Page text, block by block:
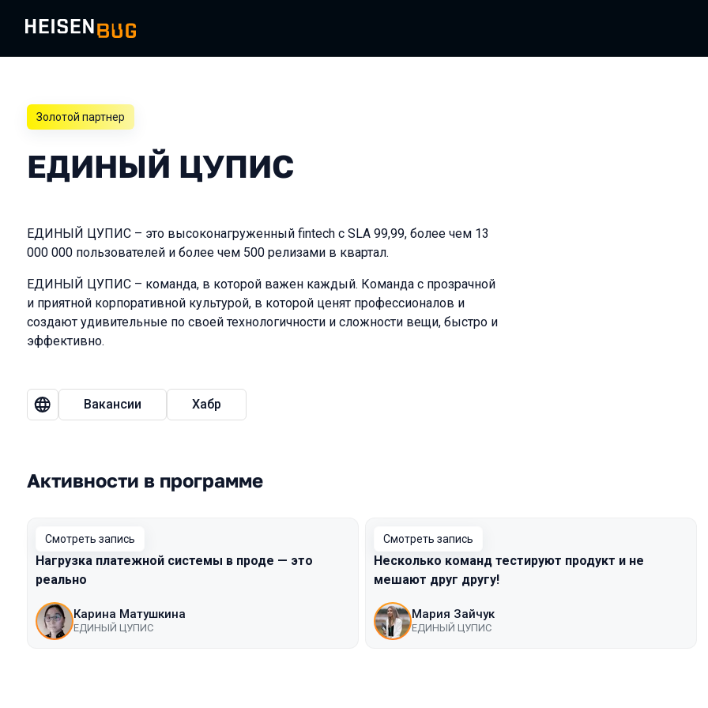
Золотой партнер
ЕДИНЫЙ ЦУПИС
ЕДИНЫЙ ЦУПИС – это высоконагруженный fintech с SLA 99,99, более чем 13
000 000 пользователей и более чем 500 релизами в квартал.
ЕДИНЫЙ ЦУПИС – команда, в которой важен каждый. Команда с прозрачной
и приятной корпоративной культурой, в которой ценят профессионалов и
создают удивительные по своей технологичности и сложности вещи, быстро и
эффективно.
Вакансии Хабр
Активности в программе
Смотреть запись
Нагрузка платежной системы в проде — это
реально
Карина Матушкина
ЕДИНЫЙ ЦУПИС
Смотреть запись
Несколько команд тестируют продукт и не
мешают друг другу!
Мария Зайчук
ЕДИНЫЙ ЦУПИС